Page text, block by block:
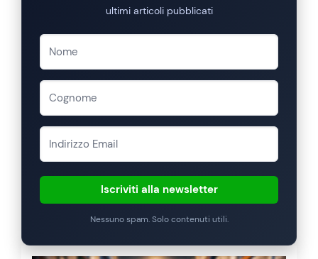
ultimi articoli pubblicati
Iscriviti alla newsletter
Nessuno spam. Solo contenuti utili.